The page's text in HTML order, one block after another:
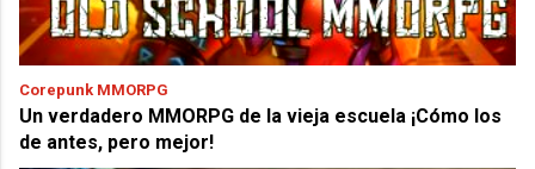
Corepunk MMORPG
Un verdadero MMORPG de la vieja escuela ¡Cómo los
de antes, pero mejor!